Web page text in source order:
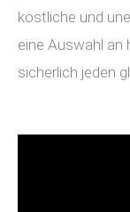
köstliche und
eine Auswahl
sicherlich jeden